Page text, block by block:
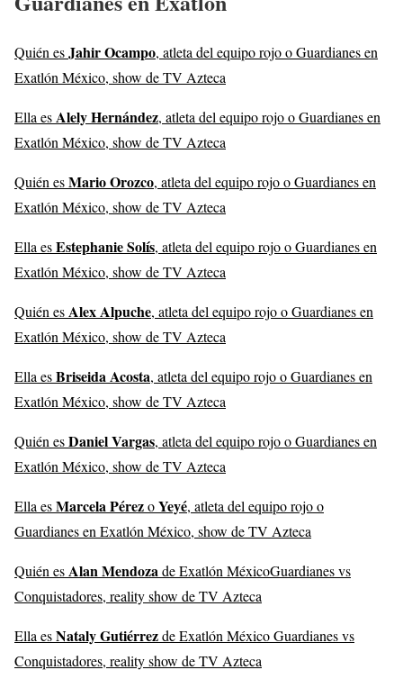
Quién esJahir Ocampo, atleta del equipo rojo o Guardianes en
Exatlón México, show de TV Azteca
Ella esAlely Hernández, atleta del equipo rojo o Guardianes en
Exatlón México, show de TV Azteca
Quién esMario Orozco, atleta del equipo rojo o Guardianes en
Exatlón México, show de TV Azteca
Ella esEstephanie Solís, atleta del equipo rojo o Guardianes en
Exatlón México, show de TV Azteca
Quién esAlex Alpuche, atleta del equipo rojo o Guardianes en
Exatlón México, show de TV Azteca
Ella esBriseida Acosta, atleta del equipo rojo o Guardianes en
Exatlón México, show de TV Azteca
Quién esDaniel Vargas, atleta del equipo rojo o Guardianes en
Exatlón México, show de TV Azteca
Ella esMarcela PérezoYeyé, atleta del equipo rojo o
Guardianes en Exatlón México, show de TV Azteca
Quién esAlan Mendozade Exatlón MéxicoGuardianes vs
Conquistadores, reality show de TV Azteca
Ella esNataly Gutiérrezde Exatlón México Guardianes vs
Conquistadores, reality show de TV Azteca